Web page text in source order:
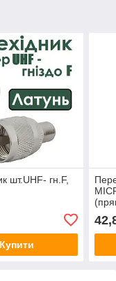
шт.UHF- гн.F,
Купити